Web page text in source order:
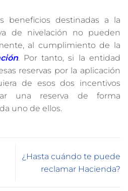
beneficios destinadas a la
de nivelación no pueden
al cumplimiento de la
. Por tanto, si la entidad
reservas por la aplicación
de esos dos incentivos
una reserva de forma
uno de ellos.
¿Hasta cuándo te puede
reclamar Hacienda?